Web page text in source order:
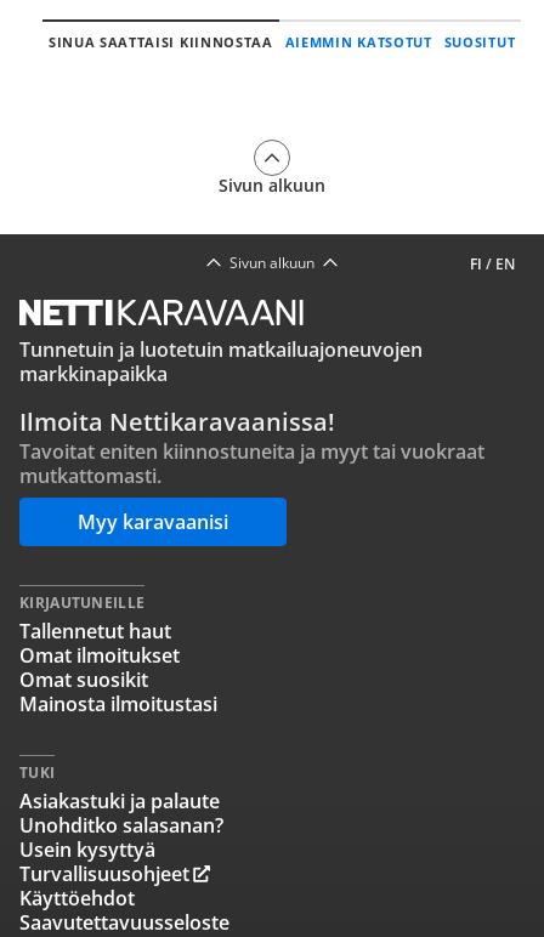
SINUA SAATTAISI KIINNOSTAA AIEMMIN KATSOTUT SUOSITUT
Sivun alkuun
FI / EN
Sivun alkuun
Tunnetuin ja luotetuin matkailuajoneuvojen
markkinapaikka
Ilmoita Nettikaravaanissa!
Tavoitat eniten kiinnostuneita ja myyt tai vuokraat
mutkattomasti.
Myy karavaanisi
KIRJAUTUNEILLE
Tallennetut haut
Omat ilmoitukset
Omat suosikit
Mainosta ilmoitustasi
TUKI
Asiakastuki ja palaute
Unohditko salasanan?
Usein kysyttyä
Turvallisuusohjeet
Käyttöehdot
Saavutettavuusseloste